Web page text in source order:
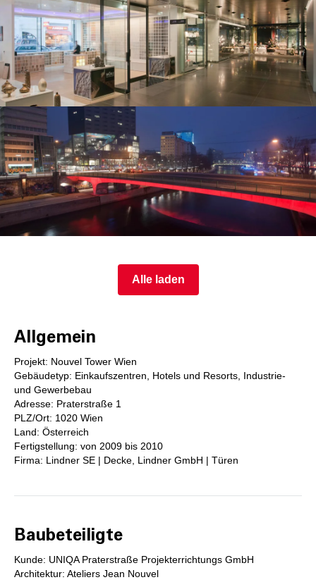
Alle laden
Allgemein
Projekt: Nouvel Tower Wien
Gebäudetyp: Einkaufszentren, Hotels und Resorts, Industrie-
und Gewerbebau
Adresse: Praterstraße 1
PLZ/Ort: 1020 Wien
Land: Österreich
Fertigstellung: von 2009 bis 2010
Firma: Lindner SE | Decke, Lindner GmbH | Türen
Baubeteiligte
Kunde: UNIQA Praterstraße Projekterrichtungs GmbH
Architektur: Ateliers Jean Nouvel